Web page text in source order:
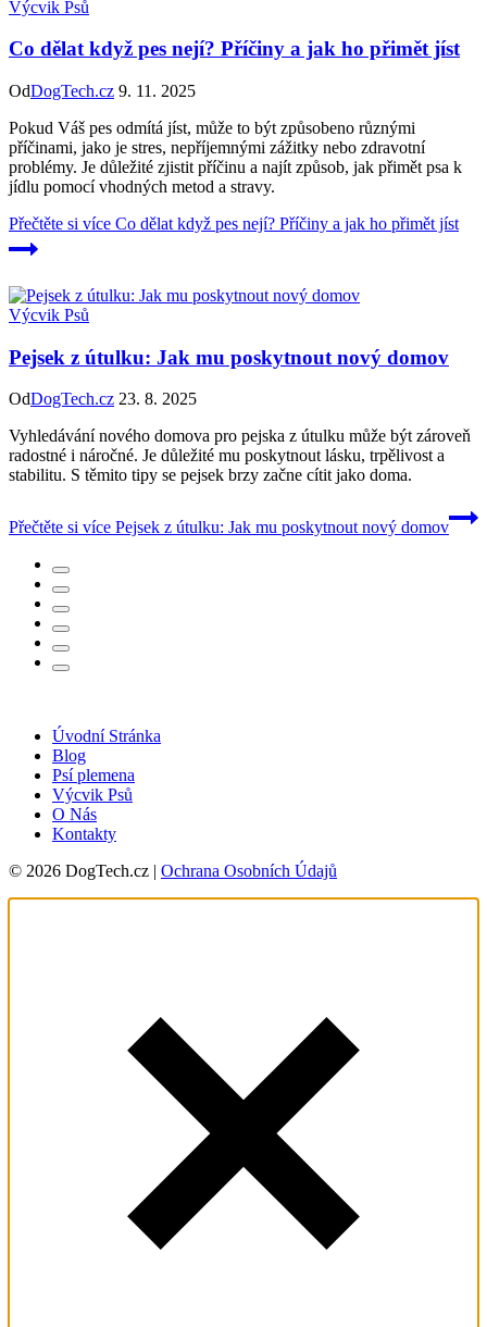
Výcvik Psů
Co dělat když pes nejí? Příčiny a jak ho přimět jíst
OdDogTech.cz 9. 11. 2025
Pokud Váš pes odmítá jíst, může to být způsobeno různými
příčinami, jako je stres, nepříjemnými zážitky nebo zdravotní
problémy. Je důležité zjistit příčinu a najít způsob, jak přimět psa k
jídlu pomocí vhodných metod a stravy.
Přečtěte si více Co dělat když pes nejí? Příčiny a jak ho přimět jíst
Výcvik Psů
Pejsek z útulku: Jak mu poskytnout nový domov
OdDogTech.cz 23. 8. 2025
Vyhledávání nového domova pro pejska z útulku může být zároveň
radostné i náročné. Je důležité mu poskytnout lásku, trpělivost a
stabilitu. S těmito tipy se pejsek brzy začne cítit jako doma.
Přečtěte si více Pejsek z útulku: Jak mu poskytnout nový domov
Úvodní Stránka
Blog
Psí plemena
Výcvik Psů
O Nás
Kontakty
© 2026 DogTech.cz | Ochrana Osobních Údajů